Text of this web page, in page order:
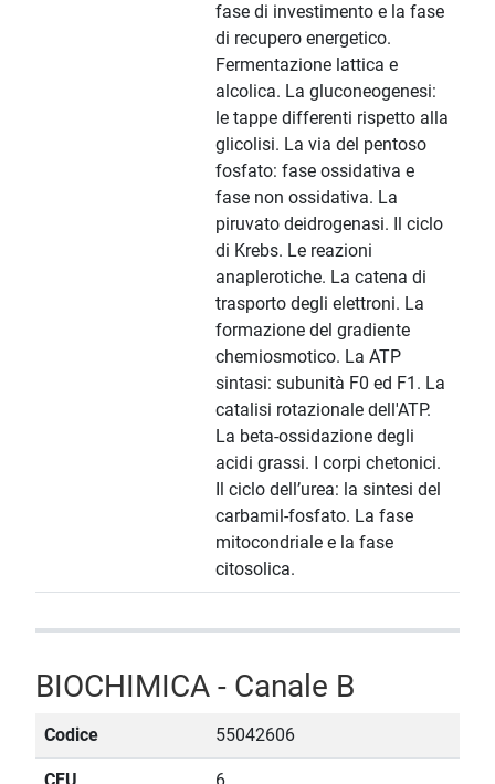
fase di investimento e la fase
di recupero energetico.
Fermentazione lattica e
alcolica. La gluconeogenesi:
le tappe differenti rispetto alla
glicolisi. La via del pentoso
fosfato: fase ossidativa e
fase non ossidativa. La
piruvato deidrogenasi. Il ciclo
di Krebs. Le reazioni
anaplerotiche. La catena di
trasporto degli elettroni. La
formazione del gradiente
chemiosmotico. La ATP
sintasi: subunità F0 ed F1. La
catalisi rotazionale dell'ATP.
La beta-ossidazione degli
acidi grassi. I corpi chetonici.
Il ciclo dell’urea: la sintesi del
carbamil-fosfato. La fase
mitocondriale e la fase
citosolica.
BIOCHIMICA - Canale B
Codice 55042606